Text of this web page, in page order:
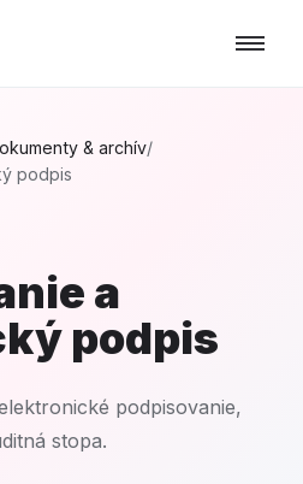
& archív/
podpis
a
podpis
podpisovanie,
stopa.